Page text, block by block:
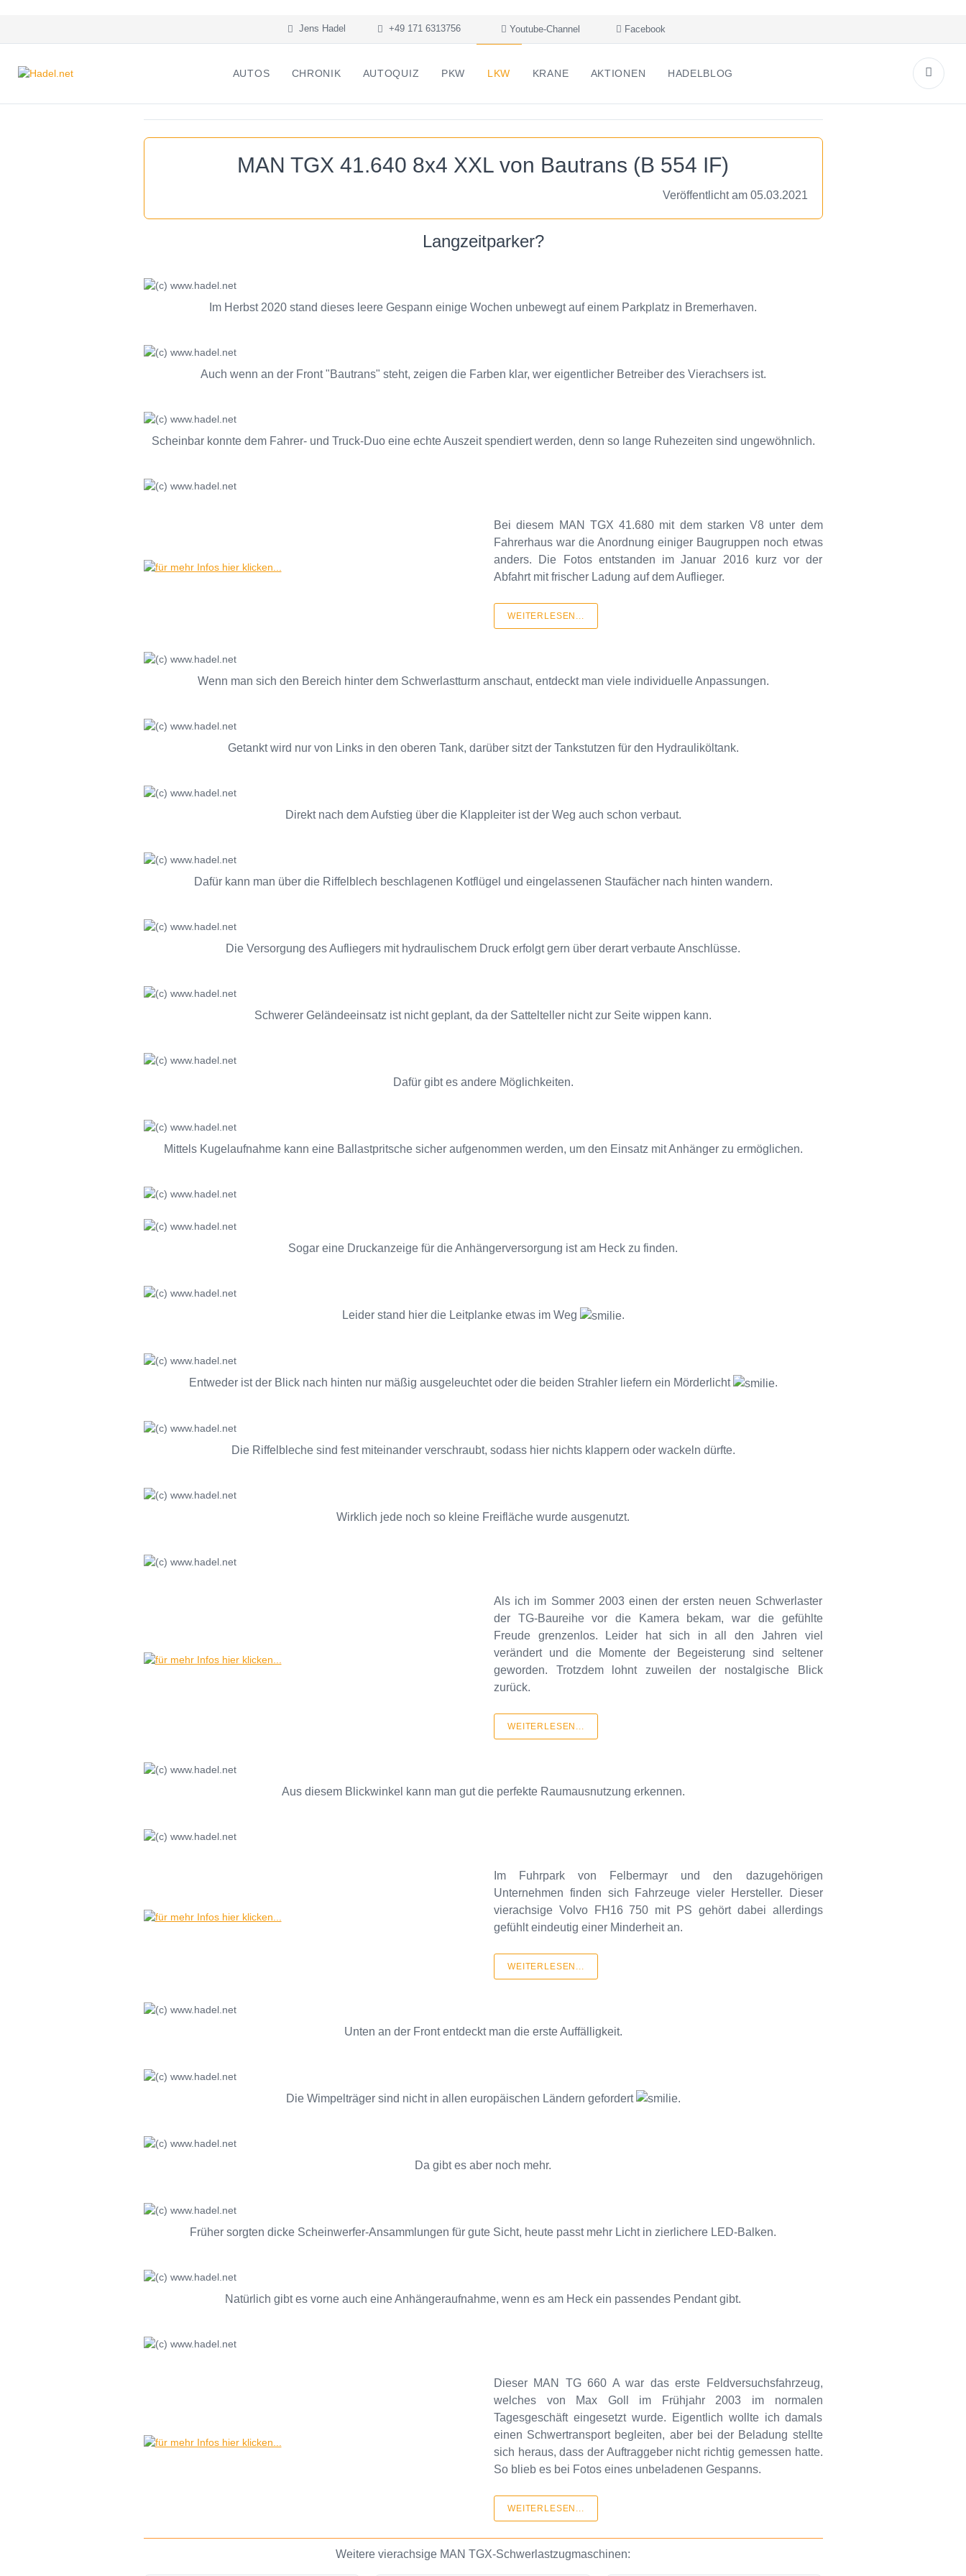
Jens Hadel +49 171 6313756 Youtube-Channel Facebook
AUTOS CHRONIK AUTOQUIZ PKW LKW KRANE AKTIONEN HADELBLOG
MAN TGX 41.640 8x4 XXL von Bautrans (B 554 IF)
Veröffentlicht am 05.03.2021
Langzeitparker?
Im Herbst 2020 stand dieses leere Gespann einige Wochen unbewegt auf einem Parkplatz in Bremerhaven.
Auch wenn an der Front "Bautrans" steht, zeigen die Farben klar, wer eigentlicher Betreiber des Vierachsers ist.
Scheinbar konnte dem Fahrer- und Truck-Duo eine echte Auszeit spendiert werden, denn so lange Ruhezeiten sind ungewöhnlich.
Bei diesem MAN TGX 41.680 mit dem starken V8 unter dem
Fahrerhaus war die Anordnung einiger Baugruppen noch etwas
anders. Die Fotos entstanden im Januar 2016 kurz vor der
Abfahrt mit frischer Ladung auf dem Auflieger.
WEITERLESEN...
Wenn man sich den Bereich hinter dem Schwerlastturm anschaut, entdeckt man viele individuelle Anpassungen.
Getankt wird nur von Links in den oberen Tank, darüber sitzt der Tankstutzen für den Hydrauliköltank.
Direkt nach dem Aufstieg über die Klappleiter ist der Weg auch schon verbaut.
Dafür kann man über die Riffelblech beschlagenen Kotflügel und eingelassenen Staufächer nach hinten wandern.
Die Versorgung des Aufliegers mit hydraulischem Druck erfolgt gern über derart verbaute Anschlüsse.
Schwerer Geländeeinsatz ist nicht geplant, da der Sattelteller nicht zur Seite wippen kann.
Dafür gibt es andere Möglichkeiten.
Mittels Kugelaufnahme kann eine Ballastpritsche sicher aufgenommen werden, um den Einsatz mit Anhänger zu ermöglichen.
Sogar eine Druckanzeige für die Anhängerversorgung ist am Heck zu finden.
Leider stand hier die Leitplanke etwas im Weg .
Entweder ist der Blick nach hinten nur mäßig ausgeleuchtet oder die beiden Strahler liefern ein Mörderlicht .
Die Riffelbleche sind fest miteinander verschraubt, sodass hier nichts klappern oder wackeln dürfte.
Wirklich jede noch so kleine Freifläche wurde ausgenutzt.
Als ich im Sommer 2003 einen der ersten neuen Schwerlaster
der TG-Baureihe vor die Kamera bekam, war die gefühlte
Freude grenzenlos. Leider hat sich in all den Jahren viel
verändert und die Momente der Begeisterung sind seltener
geworden. Trotzdem lohnt zuweilen der nostalgische Blick
zurück.
WEITERLESEN...
Aus diesem Blickwinkel kann man gut die perfekte Raumausnutzung erkennen.
Im Fuhrpark von Felbermayr und den dazugehörigen
Unternehmen finden sich Fahrzeuge vieler Hersteller. Dieser
vierachsige Volvo FH16 750 mit PS gehört dabei allerdings
gefühlt eindeutig einer Minderheit an.
WEITERLESEN...
Unten an der Front entdeckt man die erste Auffälligkeit.
Die Wimpelträger sind nicht in allen europäischen Ländern gefordert .
Da gibt es aber noch mehr.
Früher sorgten dicke Scheinwerfer-Ansammlungen für gute Sicht, heute passt mehr Licht in zierlichere LED-Balken.
Natürlich gibt es vorne auch eine Anhängeraufnahme, wenn es am Heck ein passendes Pendant gibt.
Dieser MAN TG 660 A war das erste Feldversuchsfahrzeug,
welches von Max Goll im Frühjahr 2003 im normalen
Tagesgeschäft eingesetzt wurde. Eigentlich wollte ich damals
einen Schwertransport begleiten, aber bei der Beladung stellte
sich heraus, dass der Auftraggeber nicht richtig gemessen hatte.
So blieb es bei Fotos eines unbeladenen Gespanns.
WEITERLESEN...
Weitere vierachsige MAN TGX-Schwerlastzugmaschinen: